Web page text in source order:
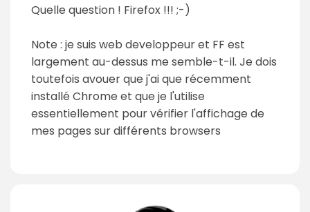
Quelle question ! Firefox !!! ;-)
Note : je suis web developpeur et FF est
largement au-dessus me semble-t-il. Je dois
toutefois avouer que j'ai que récemment
installé Chrome et que je l'utilise
essentiellement pour vérifier l'affichage de
mes pages sur différents browsers